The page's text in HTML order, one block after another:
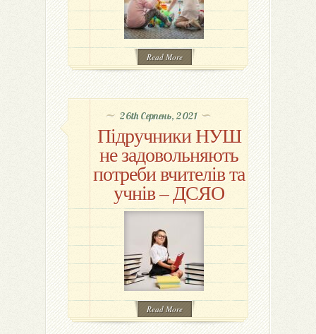
Read More
26th Серпень, 2021
Підручники НУШ
не задовольняють
потреби вчителів та
учнів – ДСЯО
Read More